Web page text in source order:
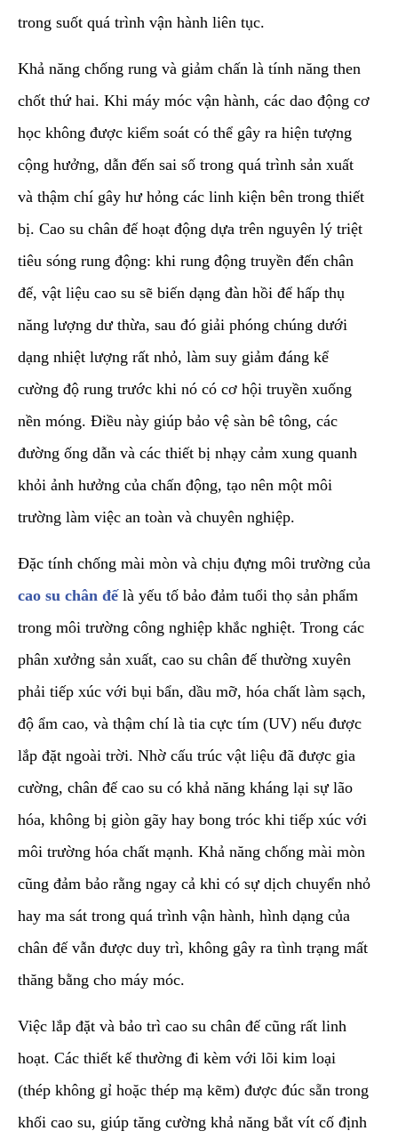
trong suốt quá trình vận hành liên tục.
​Khả năng chống rung và giảm chấn là tính năng then
chốt thứ hai. Khi máy móc vận hành, các dao động cơ
học không được kiểm soát có thể gây ra hiện tượng
cộng hưởng, dẫn đến sai số trong quá trình sản xuất
và thậm chí gây hư hỏng các linh kiện bên trong thiết
bị. Cao su chân đế hoạt động dựa trên nguyên lý triệt
tiêu sóng rung động: khi rung động truyền đến chân
đế, vật liệu cao su sẽ biến dạng đàn hồi để hấp thụ
năng lượng dư thừa, sau đó giải phóng chúng dưới
dạng nhiệt lượng rất nhỏ, làm suy giảm đáng kể
cường độ rung trước khi nó có cơ hội truyền xuống
nền móng. Điều này giúp bảo vệ sàn bê tông, các
đường ống dẫn và các thiết bị nhạy cảm xung quanh
khỏi ảnh hưởng của chấn động, tạo nên một môi
trường làm việc an toàn và chuyên nghiệp.
​Đặc tính chống mài mòn và chịu đựng môi trường của
cao su chân đếlà yếu tố bảo đảm tuổi thọ sản phẩm
trong môi trường công nghiệp khắc nghiệt. Trong các
phân xưởng sản xuất, cao su chân đế thường xuyên
phải tiếp xúc với bụi bẩn, dầu mỡ, hóa chất làm sạch,
độ ẩm cao, và thậm chí là tia cực tím (UV) nếu được
lắp đặt ngoài trời. Nhờ cấu trúc vật liệu đã được gia
cường, chân đế cao su có khả năng kháng lại sự lão
hóa, không bị giòn gãy hay bong tróc khi tiếp xúc với
môi trường hóa chất mạnh. Khả năng chống mài mòn
cũng đảm bảo rằng ngay cả khi có sự dịch chuyển nhỏ
hay ma sát trong quá trình vận hành, hình dạng của
chân đế vẫn được duy trì, không gây ra tình trạng mất
thăng bằng cho máy móc.
​Việc lắp đặt và bảo trì cao su chân đế cũng rất linh
hoạt. Các thiết kế thường đi kèm với lõi kim loại
(thép không gỉ hoặc thép mạ kẽm) được đúc sẵn trong
khối cao su, giúp tăng cường khả năng bắt vít cố định